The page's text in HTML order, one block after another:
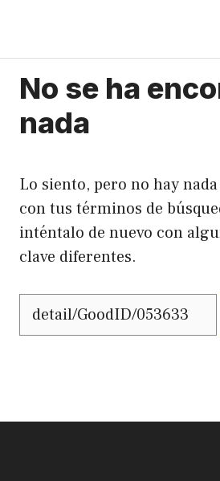
contenido
No se ha
nada
Lo siento, pero no hay
con tus términos de
inténtalo de nuevo con
clave diferentes.
Buscar: